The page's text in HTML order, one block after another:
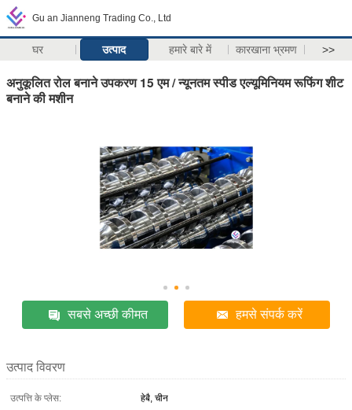
Gu an Jianneng Trading Co., Ltd
घर उत्पाद हमारे बारे में कारखाना भ्रमण >>
अनुकूलित रोल बनाने उपकरण 15 एम / न्यूनतम स्पीड एल्यूमिनियम रूफिंग शीट
बनाने की मशीन
सबसे अच्छी कीमत हमसे संपर्क करें
उत्पाद विवरण
उत्पत्ति के प्लेस:
हेबै, चीन